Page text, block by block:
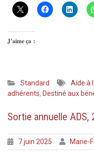
J’aime ça :
Standard Aide à
adhérents, Destiné aux
Sortie annuelle ADS,
7 juin 2025 Marie-